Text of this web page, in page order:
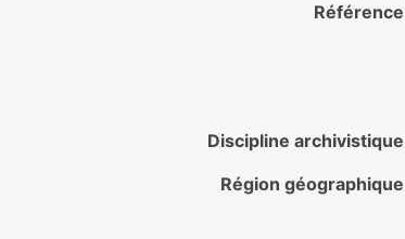
Référence
Discipline archivistique
Région géographique